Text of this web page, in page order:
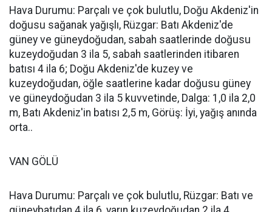
Hava Durumu: Parçalı ve çok bulutlu, Doğu Akdeniz'in
doğusu sağanak yağışlı, Rüzgar: Batı Akdeniz'de
güney ve güneydoğudan, sabah saatlerinde doğusu
kuzeydoğudan 3 ila 5, sabah saatlerinden itibaren
batısı 4 ila 6; Doğu Akdeniz'de kuzey ve
kuzeydoğudan, öğle saatlerine kadar doğusu güney
ve güneydoğudan 3 ila 5 kuvvetinde, Dalga: 1,0 ila 2,0
m, Batı Akdeniz'in batısı 2,5 m, Görüş: İyi, yağış anında
orta..
VAN GÖLÜ
Hava Durumu: Parçalı ve çok bulutlu, Rüzgar: Batı ve